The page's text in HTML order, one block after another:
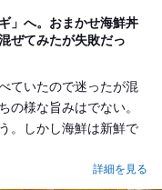
」へ。おまかせ海鮮丼
ぜてみたが失敗だっ
ていたので迷ったが混
の様な旨みはでない。
。しかし海鮮は新鮮で
詳細を見る